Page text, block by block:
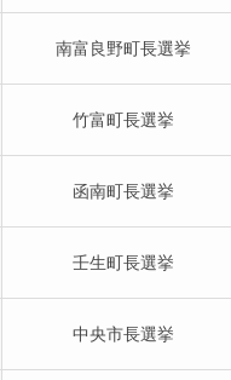
南富良野町長選挙
竹富町長選挙
函南町長選挙
壬生町長選挙
中央市長選挙